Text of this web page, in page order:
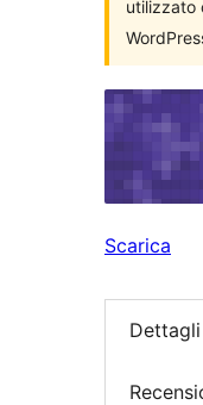
utilizzato
Scarica
Dettagli